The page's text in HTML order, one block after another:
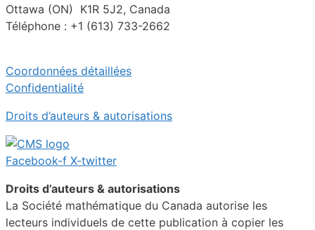
Ottawa (ON) K1R 5J2, Canada
Téléphone : +1 (613) 733-2662
Coordonnées détaillées
Confidentialité
Droits d’auteurs & autorisations
Facebook-f X-twitter
Droits d’auteurs & autorisations
La Société mathématique du Canada autorise les
lecteurs individuels de cette publication à copier les